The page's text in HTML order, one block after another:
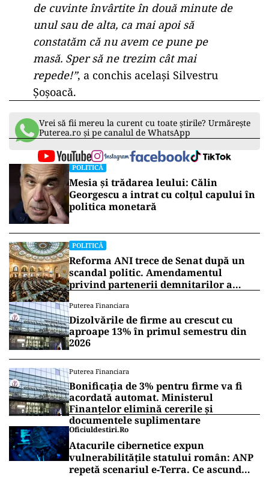
de cuvinte învârtite în două minute de
unul sau de alta, ca mai apoi să
constatăm că nu avem ce pune pe
masă. Sper să ne trezim cât mai
repede!”, a conchis același Silvestru
Șoșoacă.
Vrei să fii mereu la curent cu toate știrile? Urmărește
Puterea.ro și pe canalul de WhatsApp
POLITICĂ
Mesia și trădarea leului: Călin
Georgescu a intrat cu colțul capului în
politica monetară
POLITICĂ
Reforma ANI trece de Senat după un
scandal politic. Amendamentul
privind partenerii demnitarilor a
Puterea Financiara
Dizolvările de firme au crescut cu
aproape 13% în primul semestru din
2026
Puterea Financiara
Bonificația de 3% pentru firme va fi
acordată automat. Ministerul
Finanțelor elimină cererile și
documentele suplimentare
Oficiuldestiri.ro
Atacurile cibernetice expun
vulnerabilitățile statului român: ANP
repetă scenariul e‑Terra. Ce ascund